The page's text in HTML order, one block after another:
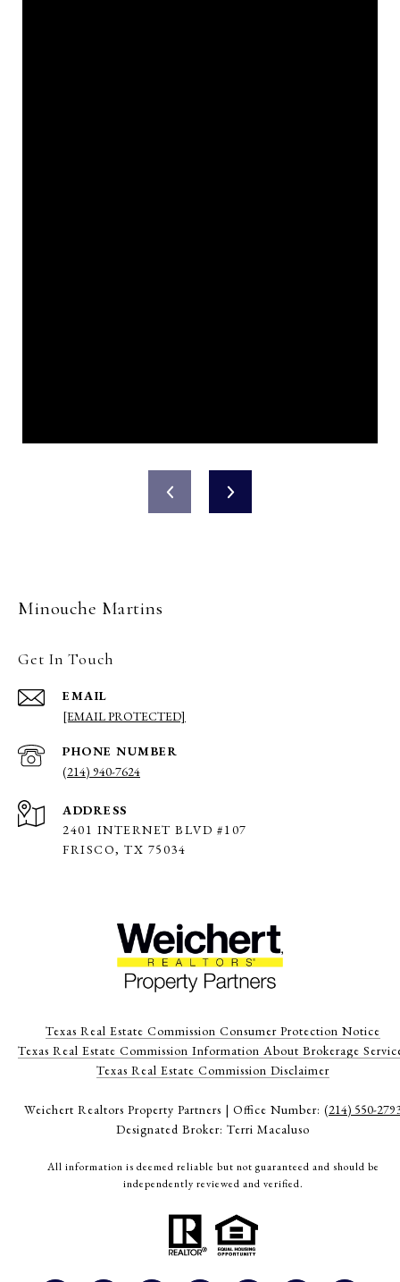
Minouche Martins
Get In Touch
EMAIL
[EMAIL PROTECTED]
PHONE NUMBER
(214) 940-7624
ADDRESS
2401 INTERNET BLVD #107
FRISCO, TX 75034
Texas Real Estate Commission Consumer Protection Notice
Texas Real Estate Commission Information About Brokerage
​​​​​​​Texas Real Estate Commission Disclaimer
Weichert Realtors Property Partners | Office Number: (214) 550-
Designated Broker: Terri Macaluso
All information is deemed reliable but not guaranteed and should be
independently reviewed and verified.